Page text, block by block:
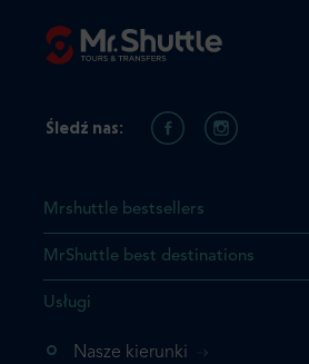
którego szukasz jest już
nie chcesz dodawać go
Mrshuttle bestsellers
MrShuttle best destinations
Usługi
Nasze kierunki
Śledź nas: